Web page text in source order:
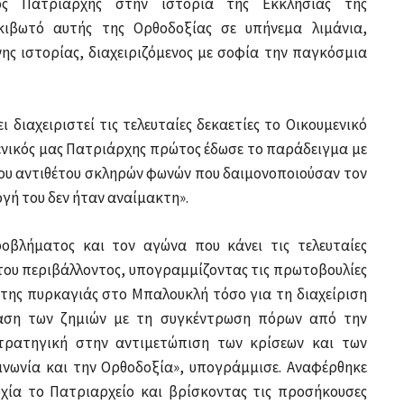
αυτής της Ορθοδοξίας σε υπήνεμα λιμάνια,
ιστορίας, διαχειριζόμενος με σοφία την παγκόσμια
τις τελευταίες δεκαετίες το Οικουμενικό
μας Πατριάρχης πρώτος έδωσε το παράδειγμα με
αντιθέτου σκληρών φωνών που δαιμονοποιούσαν τον
του δεν ήταν αναίμακτη».
και τον αγώνα που κάνει τις τελευταίες
περιβάλλοντος, υπογραμμίζοντας τις πρωτοβουλίες
πυρκαγιάς στο Μπαλουκλή τόσο για τη διαχείριση
των ζημιών με τη συγκέντρωση πόρων από την
στην αντιμετώπιση των κρίσεων και των
και την Ορθοδοξία», υπογράμμισε. Αναφέρθηκε
το Πατριαρχείο και βρίσκοντας τις προσήκουσες